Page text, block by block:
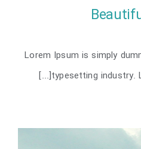
Lorem Ipsum is simply
typesetting industry.